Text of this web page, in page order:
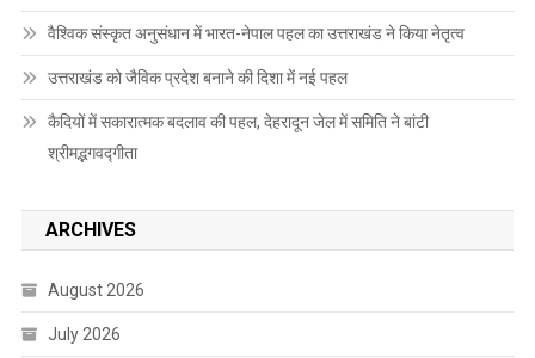
वैश्विक संस्कृत अनुसंधान में भारत-नेपाल पहल का उत्तराखंड ने किया नेतृत्व
उत्तराखंड को जैविक प्रदेश बनाने की दिशा में नई पहल
कैदियों में सकारात्मक बदलाव की पहल, देहरादून जेल में समिति ने बांटी
श्रीमद्भगवद्गीता
ARCHIVES
August 2026
July 2026